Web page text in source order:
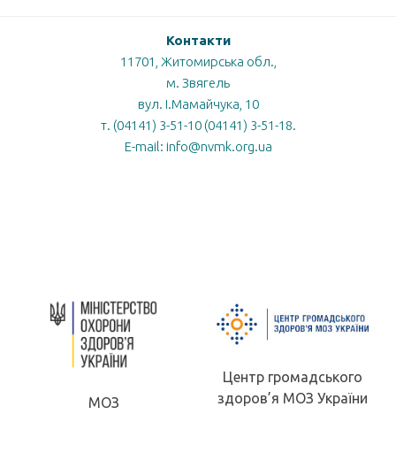
Контакти
11701, Житомирська обл.,
м. Звягель
вул. І.Мамайчука, 10
т. (04141) 3-51-10 (04141) 3-51-18.
E-mail: info@nvmk.org.ua
МОЗ
Центр громадського
здоров’я МОЗ України